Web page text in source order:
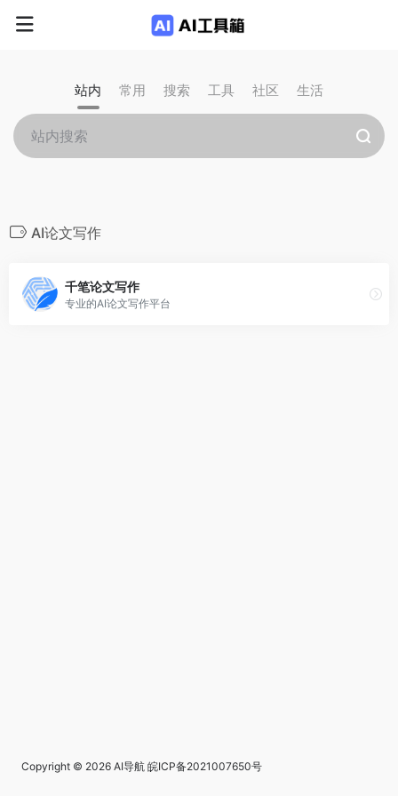
站内 常用 搜索 工具 社区 生活
AI论文写作
千笔论文写作
专业的AI论文写作平台
Copyright © 2026 AI导航 皖ICP备2021007650号